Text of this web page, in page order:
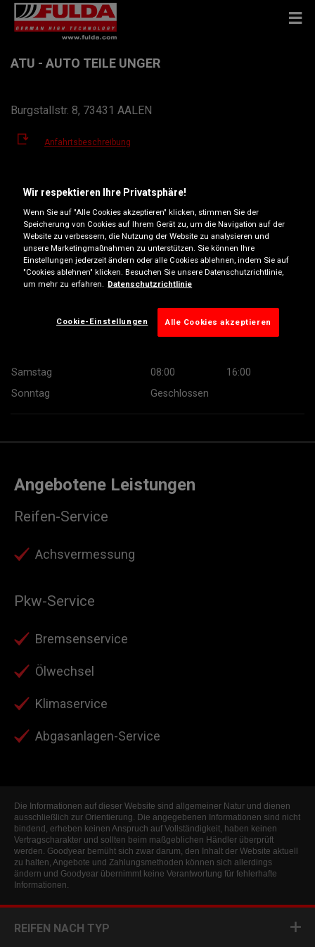
ATU - AUTO TEILE UNGER
Burgstallstr. 8, 73431 AALEN
Anfahrtsbeschreibung
Telefonnummer anzeigen
aalen@atu.de
Öffnungszeiten
Montag 07:30
18:00
Dienstag
07:30
07:30
18:00
18:00
Samstag
08:00
16:00
Sonntag
Geschlossen
Angebotene Leistungen
Reifen-Service
Achsvermessung
Pkw-Service
Bremsenservice
Ölwechsel
Klimaservice
Abgasanlagen-Service
Die Informationen auf dieser Website sind allgemeiner Natur und dienen
ausschließlich zur Orientierung. Die angegebenen Informationen sind nicht
bindend, erheben keinen Anspruch auf Vollständigkeit, haben keinen
Vertragscharakter und sollten beim maßgeblichen Händler überprüft
werden. Goodyear bemüht sich zwar darum, den Inhalt der Website aktuell
zu halten, Angebote und Zahlungsmethoden können sich allerdings
ändern und Goodyear übernimmt keine Verantwortung für fehlerhafte
Informationen.
REIFEN NACH TYP
Wir respektieren Ihre Privatsphäre!
Wenn Sie auf "Alle Cookies akzeptieren" klicken, stimmen Sie der
Speicherung von Cookies auf Ihrem Gerät zu, um die Navigation auf der
Website zu verbessern, die Nutzung der Website zu analysieren und
unsere Marketingmaßnahmen zu unterstützen. Sie können Ihre
Einstellungen jederzeit ändern oder alle Cookies ablehnen, indem Sie auf
"Cookies ablehnen" klicken. Besuchen Sie unsere Datenschutzrichtlinie,
um mehr zu erfahren.
Datenschutzrichtlinie
Cookie-Einstellungen Alle Cookies akzeptieren